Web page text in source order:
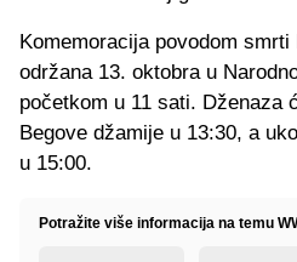
Komemoracija povodom
održana 13. oktobra u
početkom u 11 sati. Dženaza
Begove džamije u 13:30, a
u 15:00.
Potražite više informacija na temu